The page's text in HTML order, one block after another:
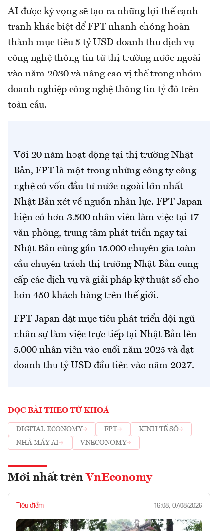
AI được kỳ vọng sẽ tạo ra những lợi thế cạnh
tranh khác biệt để FPT nhanh chóng hoàn
thành mục tiêu 5 tỷ USD doanh thu dịch vụ
công nghệ thông tin từ thị trường nước ngoài
vào năm 2030 và nâng cao vị thế trong nhóm
doanh nghiệp công nghệ thông tin tỷ đô trên
toàn cầu.
Với 20 năm hoạt động tại thị trường Nhật
Bản, FPT là một trong những công ty công
nghệ có vốn đầu tư nước ngoài lớn nhất
Nhật Bản xét về nguồn nhân lực. FPT Japan
hiện có hơn 3.500 nhân viên làm việc tại 17
văn phòng, trung tâm phát triển ngay tại
Nhật Bản cùng gần 15.000 chuyên gia toàn
cầu chuyên trách thị trường Nhật Bản cung
cấp các dịch vụ và giải pháp kỹ thuật số cho
hơn 450 khách hàng trên thế giới.
FPT Japan đặt mục tiêu phát triển đội ngũ
nhân sự làm việc trực tiếp tại Nhật Bản lên
5.000 nhân viên vào cuối năm 2025 và đạt
doanh thu tỷ USD đầu tiên vào năm 2027.
ĐỌC BÀI THEO TỪ KHOÁ
DIGITAL ECONOMY FPT
KINH TẾ SỐ
NHÀ MÁY AI
VNECONOMY
Mới nhất trên VnEconomy
Tiêu điểm 16:08, 07/08/2026